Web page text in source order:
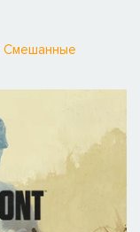
Смешанные